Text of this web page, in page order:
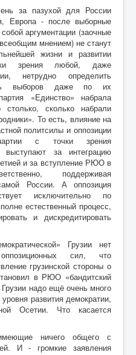
за пазухой для России
Европа - после выборные
аргументации (заочные
мнением) не станут
жизни и развитии
зрения любой, даже
нетрудно определить
выборов даже по их
«Единство» набрала
сколько набрали
То есть, влияние на
политсилы и оппозиции
с точки зрения
выступают за интеграцию
и за вступление РЮО в
поддерживая
России. А оппозиция
исключительно по
естественный процесс,
и дискредитировать
Грузии нет
сил, что
грузинской стороны о
в РЮО «бандитский
надо ещё очень много
развития демократии,
Осетии. Что касается
ничего общего с
И - громкие заявления